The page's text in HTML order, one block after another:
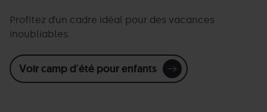
Profitez d’un cadre idéal pour des vacances
inoubliables.
Voir camp d'été pour enfants